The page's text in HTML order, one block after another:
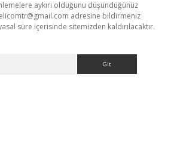
aykırı olduğunu düşündüğünüz
adresine bildirmeniz
süre içerisinde sitemizden kaldırılacaktır.